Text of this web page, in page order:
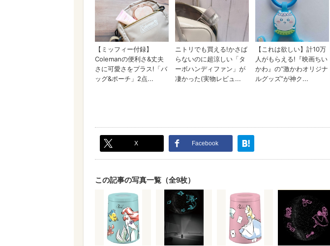
X Facebook
この記事の写真一覧（全9枚）